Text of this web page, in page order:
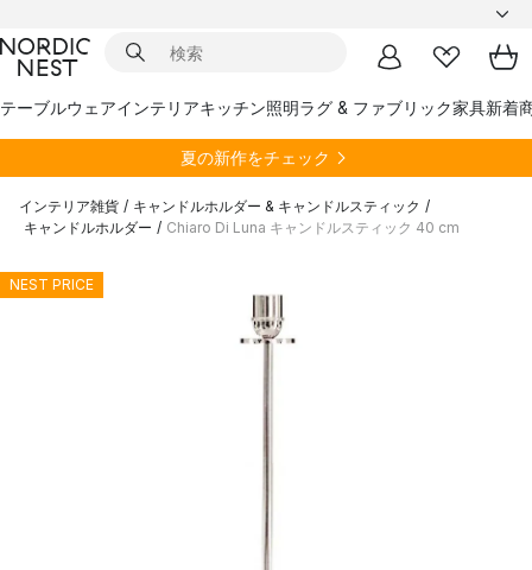
テーブルウェアインテリアキッチン照明ラグ & ファブリック家具新着
夏の新作をチェック
インテリア雑貨 / キャンドルホルダー & キャンドルスティック /
キャンドルホルダー / Chiaro Di Luna キャンドルスティック 40 cm
NEST PRICE